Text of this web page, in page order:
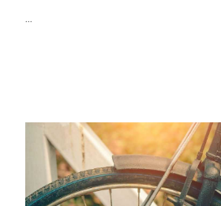
...